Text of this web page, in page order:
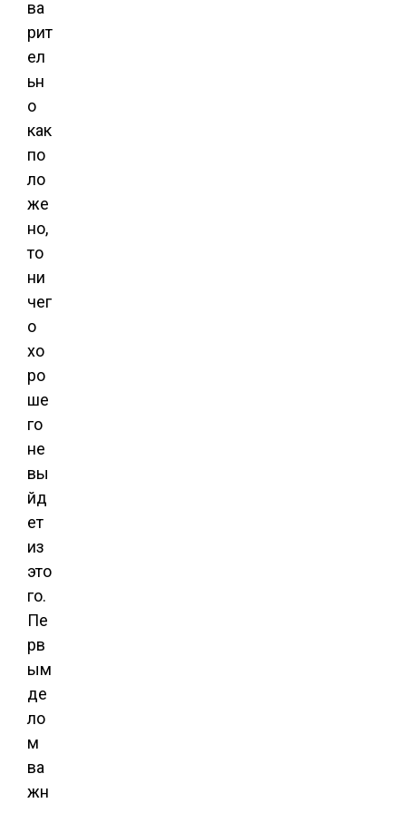
ва
рит
ел
ьн
о
как
по
ло
же
но,
то
ни
чег
о
хо
ро
ше
го
не
вы
йд
ет
из
это
го.
Пе
рв
ым
де
ло
м
ва
жн